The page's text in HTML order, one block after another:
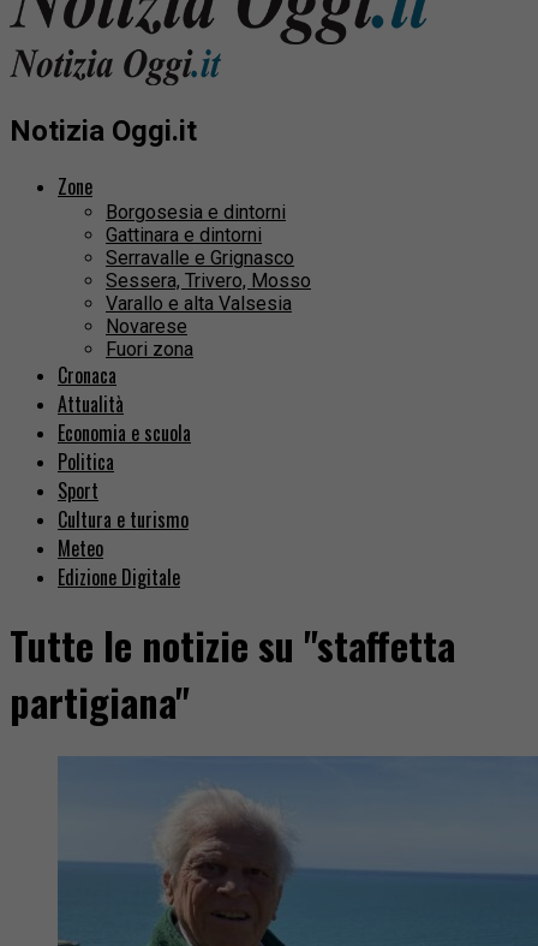
Notizia Oggi.it
Zone
Borgosesia e dintorni
Gattinara e dintorni
Serravalle e Grignasco
Sessera, Trivero, Mosso
Varallo e alta Valsesia
Novarese
Fuori zona
Cronaca
Attualità
Economia e scuola
Politica
Sport
Cultura e turismo
Meteo
Edizione Digitale
Tutte le notizie su "staffetta
partigiana"